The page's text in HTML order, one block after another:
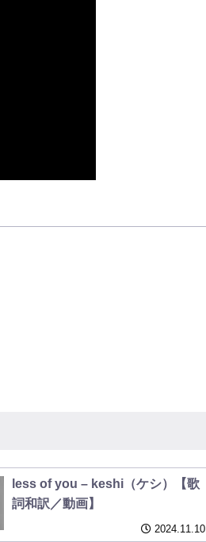
less of you – keshi（ケシ）【歌
詞和訳／動画】
2024.11.10